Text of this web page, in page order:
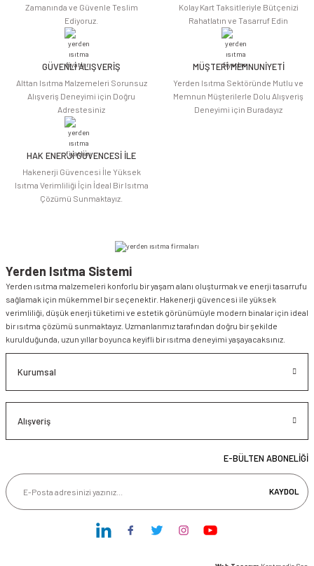
Ürün açıklamasında eksik bilgiler bulunuyor.
Ürün bilgilerinde hatalar bulunuyor.
Ürün fiyatı diğer sitelerden daha pahalı.
Bu ürüne benzer farklı alternatifler olmalı.
Zamanında ve Güvenle Teslim
Ediyoruz.
Kolay Kart Taksitleriyle Bütçenizi
Rahatlatın ve Tasarruf Edin
GÜVENLİ ALIŞVERİŞ
Alttan Isıtma Malzemeleri Sorunsuz
Alışveriş Deneyimi için Doğru
Adrestesiniz
MÜŞTERİ MEMNUNİYETİ
Yerden Isıtma Sektöründe Mutlu ve
Memnun Müşterilerle Dolu Alışveriş
Deneyimi için Buradayız
HAK ENERJİ GÜVENCESİ İLE
Hakenerji Güvencesi İle Yüksek
Isıtma Verimliliği İçin İdeal Bir Isıtma
Çözümü Sunmaktayız.
Yerden Isıtma Sistemi
Yerden ısıtma malzemeleri konforlu bir yaşam alanı oluşturmak ve enerji tasarrufu
sağlamak için mükemmel bir seçenektir. Hakenerji güvencesi ile yüksek
verimliliği, düşük enerji tüketimi ve estetik görünümüyle modern binalar için ideal
bir ısıtma çözümü sunmaktayız. Uzmanlarımız tarafından doğru bir şekilde
kurulduğunda, uzun yıllar boyunca keyifli bir ısıtma deneyimi yaşayacaksınız.
Kurumsal
Alışveriş
E-BÜLTEN ABONELİĞİ
KAYDOL